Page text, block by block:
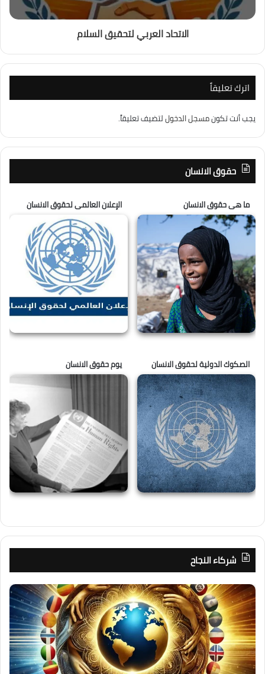
الاتحاد العربي لتحقيق السلام
اترك تعليقاً
يجب أنت تكونمسجل الدخوللتضيف تعليقاً.
حقوق الانسان
ما هى حقوق الانسان الإعلان العالمى لحقوق الانسان
الصكوك الدولية لحقوق الانسان يوم حقوق الانسان
شركاء النجاح